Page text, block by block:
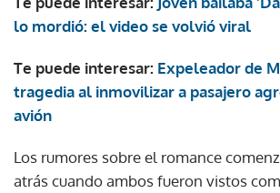
lo mordió: el video se volvió viral
Te puede interesar: Expeleador de
tragedia al inmovilizar a pasajero
avión
Los rumores sobre el romance
atrás cuando ambos fueron vistos